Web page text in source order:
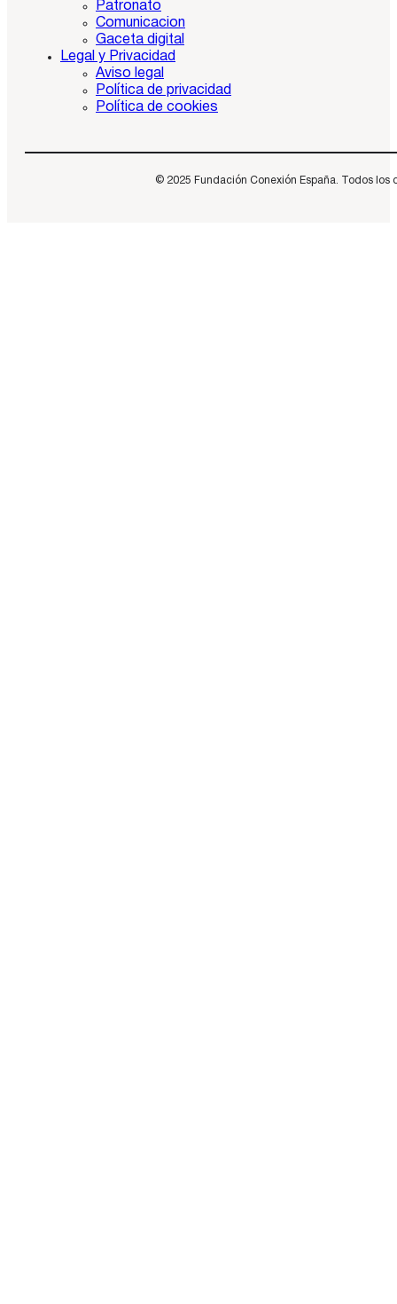
Patronato
Comunicacion
Gaceta digital
Legal y Privacidad
Aviso legal
Política de privacidad
Política de cookies
© 2025 Fundación Conexión España. Todos los